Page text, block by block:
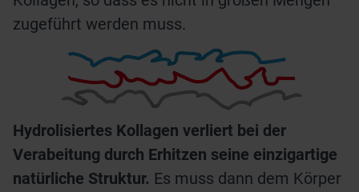
zugeführt werden muss.
Hydrolisiertes Kollagen verliert bei der
Verabeitung durch Erhitzen seine einzigartige
natürliche Struktur. Es muss dann dem Körper